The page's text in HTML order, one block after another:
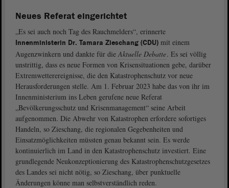
Neues Referat eingerichtet
„Es sei auch noch Tag des Rauchmelders“, erinnerte
Innenministerin Dr. Tamara Zieschang (CDU) mit einem
Augenzwinkern und dankte für die Aktuelle Debatte. Es sei völlig
unstrittig, dass es neue Formen von Krisensituationen gebe, darüber
Extremwetterereignisse, die den Katastrophenschutz vor neue
Herausforderungen stelle. Am 1. Februar 2023 habe das von ihr im
Innenministerium ins Leben gerufene neue Referat
„Bevölkerungsschutz und Krisenmanagement“ seine Arbeit
aufgenommen. Die Abwehr von Katastrophen erfordere sofortiges
Handeln, so Zieschang, die regionalen Gegebenheiten und
Einsatzmöglichkeiten müssten genau bekannt sein. Es werde
kontinuierlich im Land in den Katastrophenschutz investiert. Eine
grundlegende Neukonzeptionierung des Katastrophenschutzgesetzes
des Landes sei nicht nötig, so Zieschang, über punktuelle
Änderungen könne man selbstverständlich reden.